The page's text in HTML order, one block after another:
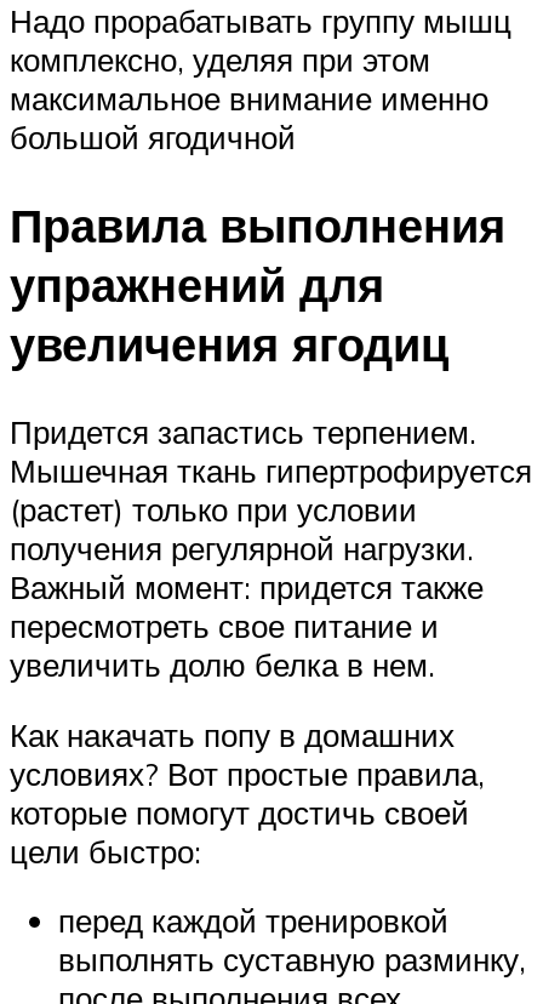
Надо прорабатывать группу мышц
комплексно, уделяя при этом
максимальное внимание именно
большой ягодичной
Правила выполнения
упражнений для
увеличения ягодиц
Придется запастись терпением.
Мышечная ткань гипертрофируется
(растет) только при условии
получения регулярной нагрузки.
Важный момент: придется также
пересмотреть свое питание и
увеличить долю белка в нем.
Как накачать попу в домашних
условиях? Вот простые правила,
которые помогут достичь своей
цели быстро:
перед каждой тренировкой
выполнять суставную разминку,